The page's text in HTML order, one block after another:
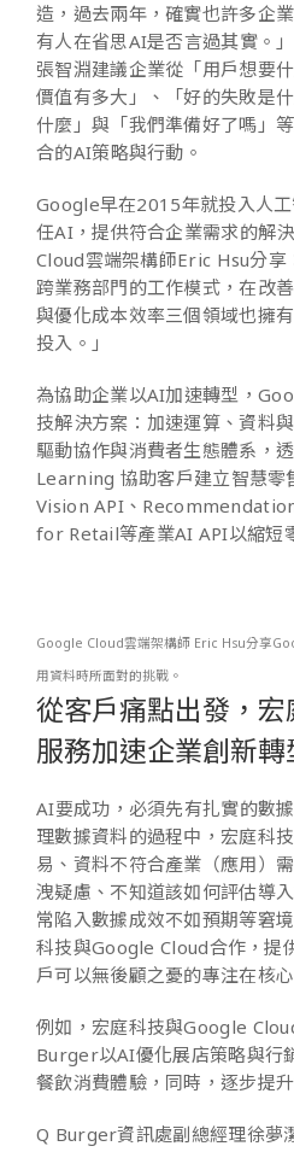
造，過去兩年，確實也許多企
有人在省思AI是否言過其實。
張智淵建議企業從「用戶想要
價值有多大」、「好的失敗是
什麼」與「我們準備好了嗎」
合的AI策略與行動。
Google早在2015年就投入人
任AI，提供符合企業需求的解
Cloud雲端架構師Eric Hsu分享
跨業務部門的工作模式，在改
與優化成本效率三個領域也擁
投入。」
為協助企業以AI加速轉型，
技解決方案：加速運算、資料
驅動協作與消費者生態體系，
Learning 協助客戶建立智慧零
Vision API、
for Retail等產業AI API以縮短
Google Cloud雲端架構師 Eric Hsu分享
用資料時所面對的挑戰。
從客戶痛點出發，
服務加速企業創新轉
AI要成功，必須先有扎實的數
理數據資料的過程中，宏庭科
易、資料不符合產業（應用）
洩疑慮、不知道該如何評估導
常陷入數據成效不如預期等窘
科技與Google Cloud合作，提
戶可以無後顧之憂的專注在核
例如，宏庭科技與Google
Burger以AI優化展店策略與行
餐飲消費體驗，同時，逐步提
Q Burger資訊處副總經理徐夢